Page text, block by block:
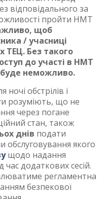
відповідального за
пройти НМТ
щоб
/ учасниці
ТЕЦ. Без такого
до участі в НМТ
буде неможливо.
ночі обстрілів і
розуміють, що не
через погане
стан, також
днів подати
обслуговування якого
щодо надання
додаткових сесій.
регламентна
безпекової